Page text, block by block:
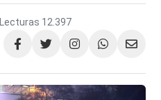
Lecturas 12.397
Compartir